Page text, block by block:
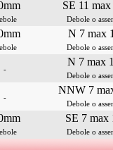
SE 11
Debole o
N 7 max
Debole o
-
N 7 max
Debole o
-
NNW 7
Debole o
SE 7 max
Debole o